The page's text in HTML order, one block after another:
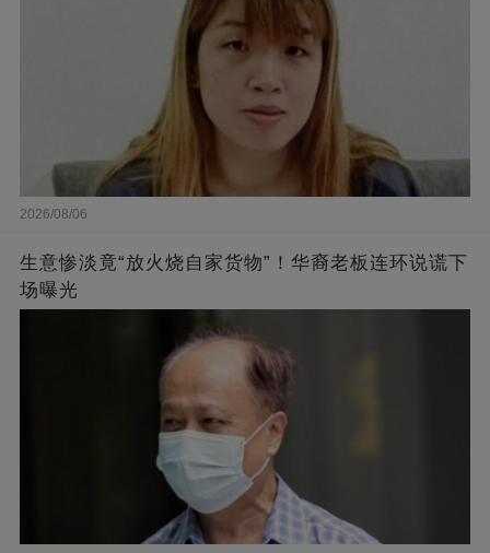
2026/08/06
生意惨淡竟“放火烧自家货物”！华裔老板连环说谎下
场曝光